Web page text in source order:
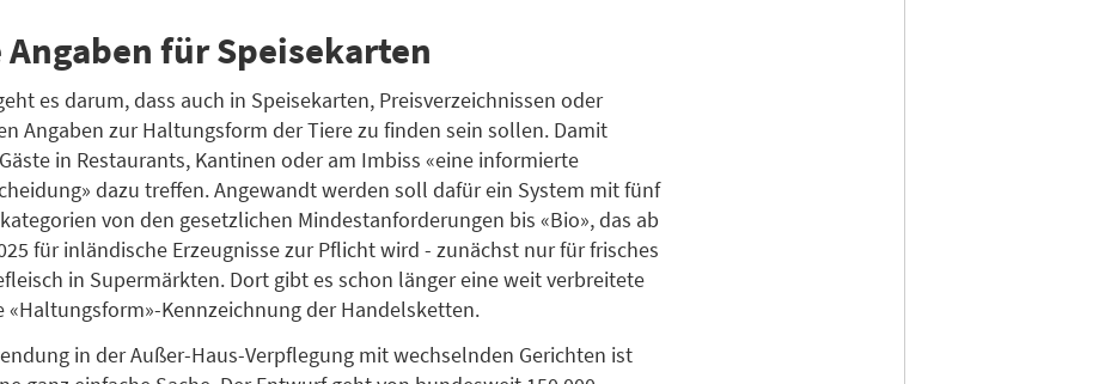
Angaben für Speisekarten
es darum, dass auch in Speisekarten, Preisverzeichnissen oder
Angaben zur Haltungsform der Tiere zu finden sein sollen. Damit
in Restaurants, Kantinen oder am Imbiss «eine informierte
dazu treffen. Angewandt werden soll dafür ein System mit fünf
von den gesetzlichen Mindestanforderungen bis «Bio», das ab
für inländische Erzeugnisse zur Pflicht wird - zunächst nur für frisches
in Supermärkten. Dort gibt es schon länger eine weit verbreitete
«Haltungsform»-Kennzeichnung der Handelsketten.
in der Außer-Haus-Verpflegung mit wechselnden Gerichten ist